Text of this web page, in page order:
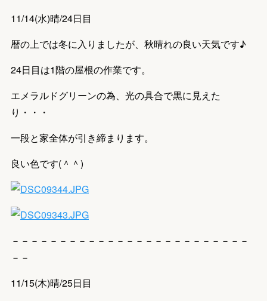
11/14(水)晴/24日目
暦の上では冬に入りましたが、秋晴れの良い天気です♪
24日目は1階の屋根の作業です。
エメラルドグリーンの為、光の具合で黒に見えた
り・・・
一段と家全体が引き締まります。
良い色です(＾＾)
－－－－－－－－－－－－－－－－－－－－－－－－－
－－
11/15(木)晴/25日目